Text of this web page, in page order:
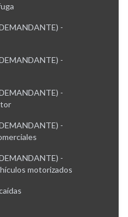
-
-
-
-
-
motorizados